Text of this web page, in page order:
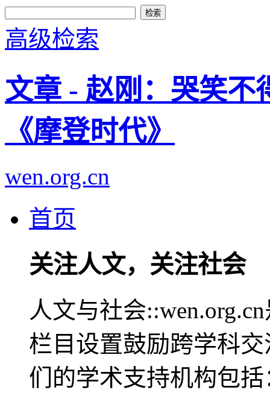
高级检索
文章 - 赵刚：哭笑不
《摩登时代》
wen.org.cn
首页
关注人文，关注社会
人文与社会
栏目设置鼓励跨学科
们的学术支持机构包